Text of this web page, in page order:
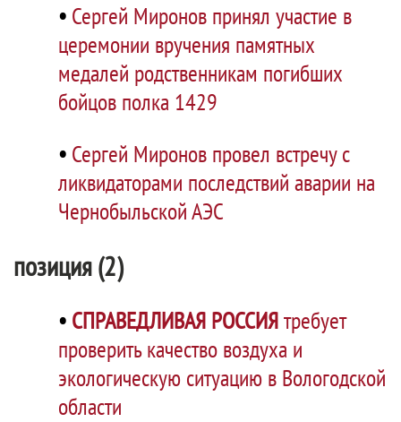
• Сергей Миронов принял участие в
церемонии вручения памятных
медалей родственникам погибших
бойцов полка 1429
• Сергей Миронов провел встречу с
ликвидаторами последствий аварии на
Чернобыльской АЭС
позиция (2)
• СПРАВЕДЛИВАЯ РОССИЯтребует
проверить качество воздуха и
экологическую ситуацию в Вологодской
области